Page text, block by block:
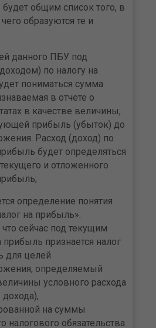
будет общим список того, в
чего образуются те и
данного ПБУ под
по налогу на
пониматься сумма
в отчете о
в качестве величины,
прибыль (убыток) до
Расход (доход) по
будет определяться
и отложенного
определение понятия
на прибыль».
сейчас под текущим
прибыль признается налог
для целей
определяемый
условного расхода
дохода),
на суммы
налогового обязательства